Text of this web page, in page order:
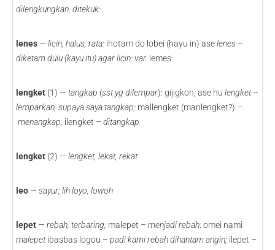
dilengkungkan, ditekuk:
lenes — licin, halus, rata: ihotam do lobei (hayu in) aselenes –
diketam dulu (kayu itu) agar licin; var. lemes
lengket (1) — tangkap (sst yg dilempar): gijigkon, ase hu lengket–
lemparkan, supaya saya tangkap; mallengket (manlengket?) –
menangkap; ilengket – ditangkap
lengket (2) — lengket, lekat, rekat
leo — sayur; lih loyo, lowoh
lepet — rebah, terbaring; malepet – menjadi rebah: omei nami
malepetibasbas logou – padi kami rebah dihantam angin; ilepet –